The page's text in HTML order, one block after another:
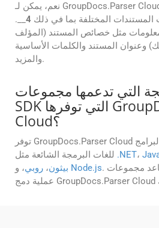
نعم، يمكن لـ GroupDocs.Parser Cloud استخراج البيانات
المستندات المختلفة بما في ذلك 4
__.
مثل خصائص المستند (المؤلف
وعنوان المستند والكلمات الأساسية
والمزيد.
التي تدعمها مجموعات
SDK التي توفرها GroupDocs.Parser
Cloud؟
توفر GroupDocs.Parser Cloud مجموعات تطوير البرامج (SDK)
.NET،
بيثون، روبي Node.js. تساعد مجموعات SDK هذه على تبسيط